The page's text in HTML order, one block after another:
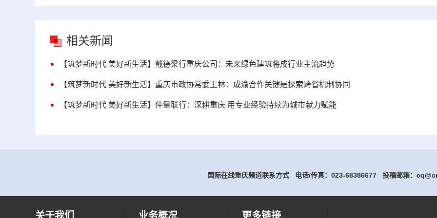
相关新闻
【筑梦新时代 美好新生活】戴德梁行重庆公司：未来绿色建筑将成行业主流趋势
【筑梦新时代 美好新生活】重庆市政协常委王林：成渝合作关键是探索跨省机制协同
【筑梦新时代 美好新生活】仲量联行：深耕重庆 用专业经验持续为城市献力赋能
国际在线重庆频道联系方式 电话/传真：023-68386677 投稿邮箱：
关于我们 业务概况 更多链接